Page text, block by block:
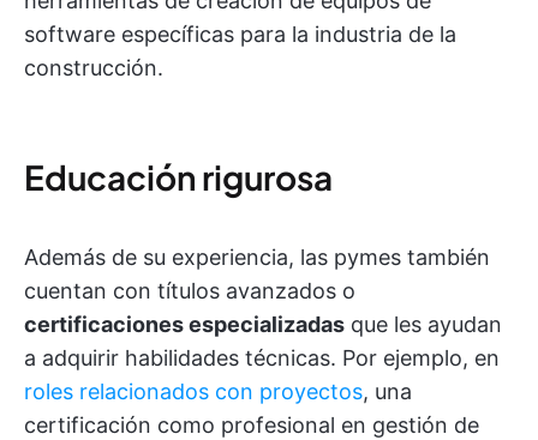
software específicas para la industria de la
construcción.
Educación rigurosa
Además de su experiencia, las pymes también
cuentan con títulos avanzados o
certificaciones especializadas que les ayudan
a adquirir habilidades técnicas. Por ejemplo, en
roles relacionados con proyectos, una
certificación como profesional en gestión de